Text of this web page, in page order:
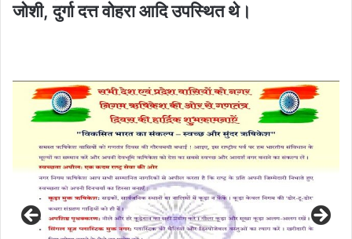
जोशी, दुर्गा दत्त वोहरा आदि उपस्थित थे।